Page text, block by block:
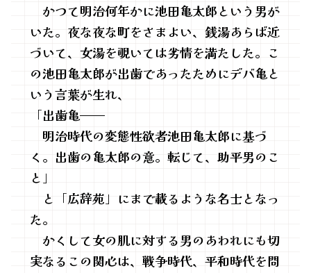
かつて明治何年かに池田亀太郎という男が
いた。夜な夜な町をさまよい、銭湯あらば近
づいて、女湯を覗いては劣情を満たした。こ
の池田亀太郎が出歯であったためにデバ亀と
いう言葉が生れ、
「出歯亀——
明治時代の変態性欲者池田亀太郎に基づ
く。出歯の亀太郎の意。転じて、助平男のこ
と」
と「広辞苑」にまで載るような名士となっ
た。
かくして女の肌に対する男のあわれにも切
実なるこの関心は、戦争時代、平和時代を問